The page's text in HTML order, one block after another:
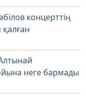
концерттің
қалған
неге бармады